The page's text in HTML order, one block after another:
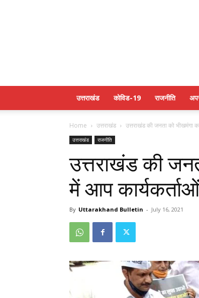
उत्तराखंड कोविड-19 राजनीति
Home उत्तराखंड उत्तराखंड की जनता को भीखमंगा
उत्तराखंड राजनीति
उत्तराखंड की
में आप
By Uttarakhand Bulletin - July 16, 2021